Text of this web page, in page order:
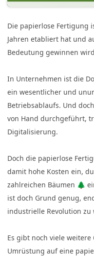
Die papierlose Fertigung
Jahren etabliert hat und
Bedeutung gewinnen
In Unternehmen ist die
ein wesentlicher und
Betriebsablaufs. Und
von Hand durchgeführt,
Digitalisierung.
Doch die papierlose
damit hohe Kosten ein,
zahlreichen Bäumen 🌲
ist doch Grund genug,
industrielle Revolution zu
Es gibt noch viele
Umrüstung auf eine